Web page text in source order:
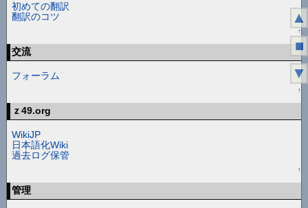
初めての翻訳
翻訳のコツ
↑
交流
フォーラム
↑
ｚ49.org
WikiJP
日本語化Wiki
過去ログ保管
↑
管理
▲
■
▼